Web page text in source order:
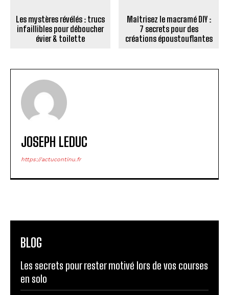
Les mystères révélés : trucs
infaillibles pour déboucher
évier & toilette
Maîtrisez le macramé DIY :
7 secrets pour des
créations époustouflantes
JOSEPH LEDUC
https://actucontinu.fr
BLOG
Les secrets pour rester motivé lors de vos courses
en solo